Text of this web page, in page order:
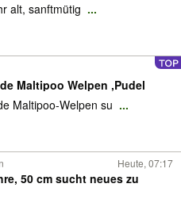
alt, sanftmütig ...
Maltipoo Welpen ,Pudel
Maltipoo-Welpen su ...
Heute, 07:17
50 cm sucht neues zu